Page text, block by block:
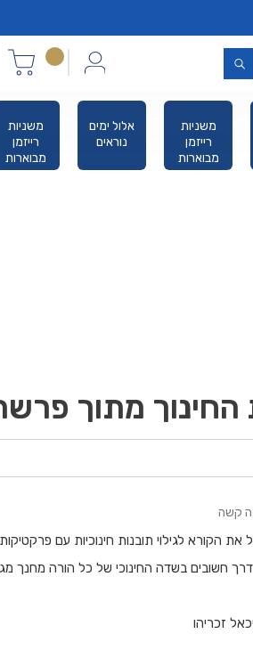
משניות
רייזמן
מבוארות
אלול ימים
נוראים
משניות
רייזמן
מבוארות
מהדורת כיס
החינוך מתוך
קשה
את הקורא לגילוי תובנות חינוכיות עם
דרך חשובים בשדה החינוכי של כל הורה מחנך
זכריהו